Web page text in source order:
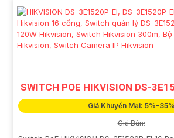
SWITCH POE HIKVISION DS-
Giá Khuyến Mại: 5%-35%
Giá Bán: